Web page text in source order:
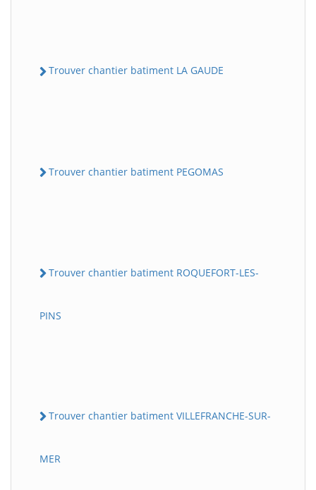
Trouver chantier batiment LA GAUDE
Trouver chantier batiment PEGOMAS
Trouver chantier batiment ROQUEFORT-LES-
PINS
Trouver chantier batiment VILLEFRANCHE-SUR-
MER